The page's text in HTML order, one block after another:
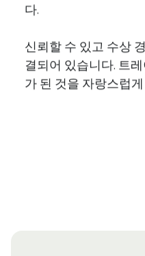
다.
신뢰할 수 있고 수상
결되어 있습니다. 트
가 된 것을 자랑스럽